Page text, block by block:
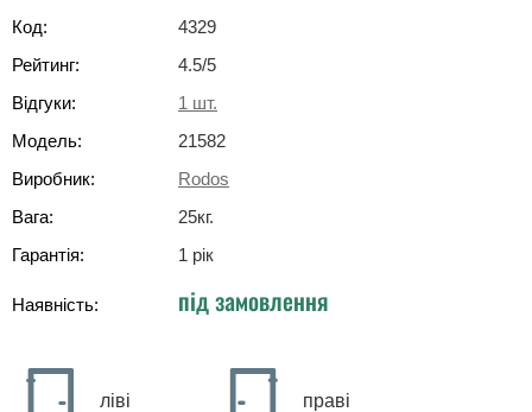
Код:
4329
Рейтинг:
4.5/5
Відгуки:
1 шт.
Модель:
21582
Виробник:
Rodos
Вага:
25кг.
Гарантія:
1 рік
Наявність: під замовлення
ліві праві